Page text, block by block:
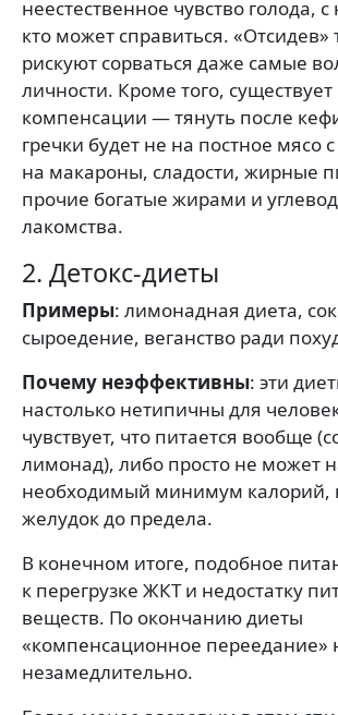
неестественное чувство голода,
кто может справиться. «Отсидев»
рискуют сорваться даже самые
личности. Кроме того,
компенсации — тянуть после
гречки будет не на постное мясо
на макароны, сладости, жирные
прочие богатые жирами и
лакомства.
2. Детокс-диеты
Примеры: лимонадная диета,
сыроедение, веганство ради
Почему неэффективны: эти
настолько нетипичны для
чувствует, что питается вообще
лимонад), либо просто не может
необходимый минимум калорий,
желудок до предела.
В конечном итоге, подобное
к перегрузке ЖКТ и недостатку
веществ. По окончанию диеты
«компенсационное переедание»
незамедлительно.